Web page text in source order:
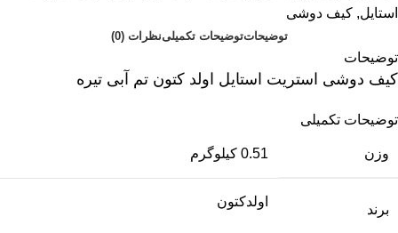
استایل, کیف دوشی
توضیحاتتوضیحات تکمیلینظرات (0)
توضیحات
کیف دوشی استریت استایل اولد کتون تم آبی تیره
توضیحات تکمیلی
وزن 0.51 کیلوگرم
برند
اولدکتون